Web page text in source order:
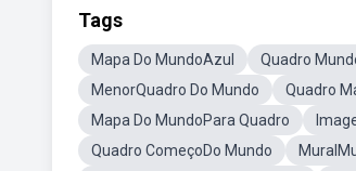
Tags
Mapa Do MundoAzul Quadro
MenorQuadro Do Mundo
Quadro
Mapa Do MundoPara Quadro
Quadro ComeçoDo Mundo